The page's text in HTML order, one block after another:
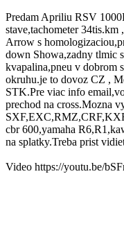
Predam Apriliu RSV
stave,tachometer
Arrow s
down Showa,zadny tlmic
kvapalina,pneu v dobrom
okruhu.je to dovoz CZ ,
STK.Pre viac info
prechod na cross.Mozna
cbr 600,yamaha
na splatky.Treba prist
Video https://youtu.be/